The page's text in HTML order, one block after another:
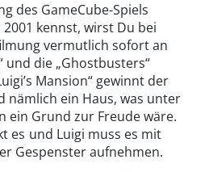
des GameCube-Spiels
2001 kennst, wirst Du bei
vermutlich sofort an
und die „Ghostbusters“
Mansion“ gewinnt der
nämlich ein Haus, was unter
ein Grund zur Freude wäre.
es und Luigi muss es mit
Gespenster aufnehmen.